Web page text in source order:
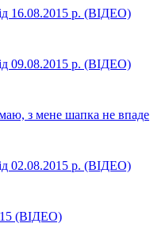
16.08.2015 р. (ВІДЕО)
09.08.2015 р. (ВІДЕО)
з мене шапка не впаде
02.08.2015 р. (ВІДЕО)
(ВІДЕО)